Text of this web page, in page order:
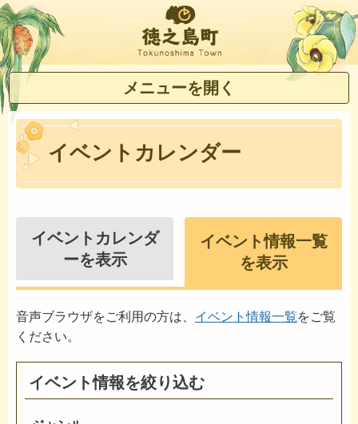
徳之島町
メニューを開く
イベントカレンダー
イベントカレンダ
ーを表示
イベント情報一覧
を表示
音声ブラウザをご利用の方は、 イベント情報一覧をご覧
ください。
イベント情報を絞り込む